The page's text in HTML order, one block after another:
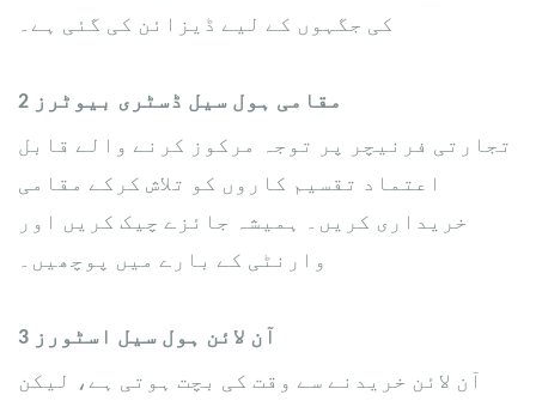
کی جگہوں کے لیے ڈیزائن کی گئی ہے۔
2 ​مقامی ہول سیل ڈسٹری بیوٹرز
تجارتی فرنیچر پر توجہ مرکوز کرنے والے قابل
اعتماد تقسیم کاروں کو تلاش کرکے مقامی
خریداری کریں۔ ہمیشہ جائزے چیک کریں اور
وارنٹی کے بارے میں پوچھیں۔
3 ​آن لائن ہول سیل اسٹورز
آن لائن خریدنے سے وقت کی بچت ہوتی ہے، لیکن